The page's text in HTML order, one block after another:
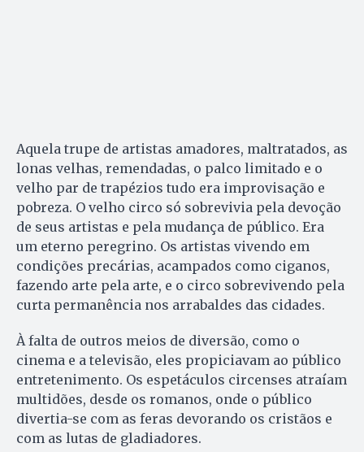
Aquela trupe de artistas amadores, maltratados, as
lonas velhas, remendadas, o palco limitado e o
velho par de trapézios tudo era improvisação e
pobreza. O velho circo só sobrevivia pela devoção
de seus artistas e pela mudança de público. Era
um eterno peregrino. Os artistas vivendo em
condições precárias, acampados como ciganos,
fazendo arte pela arte, e o circo sobrevivendo pela
curta permanência nos arrabaldes das cidades.
À falta de outros meios de diversão, como o
cinema e a televisão, eles propiciavam ao público
entretenimento. Os espetáculos circenses atraíam
multidões, desde os romanos, onde o público
divertia-se com as feras devorando os cristãos e
com as lutas de gladiadores.